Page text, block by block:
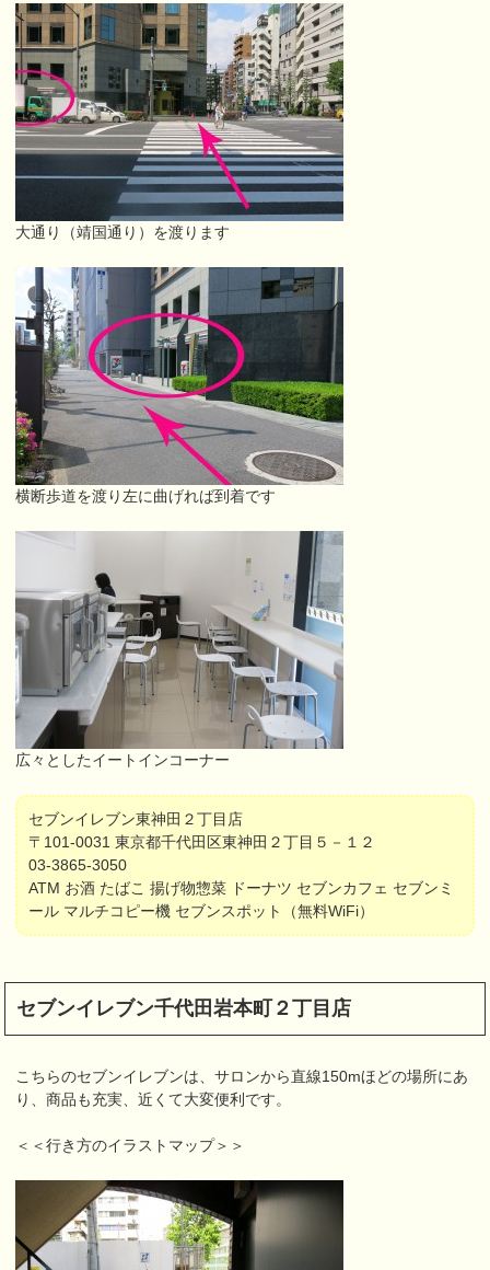
大通り（靖国通り）を渡ります
横断歩道を渡り左に曲げれば到着です
広々としたイートインコーナー
セブンイレブン東神田２丁目店
〒101-0031 東京都千代田区東神田２丁目５－１２
03-3865-3050
ATM お酒 たばこ 揚げ物惣菜 ドーナツ セブンカフェ セブンミ
ール マルチコピー機 セブンスポット（無料WiFi）
セブンイレブン千代田岩本町２丁目店
こちらのセブンイレブンは、サロンから直線150mほどの場所にあ
り、商品も充実、近くて大変便利です。
＜＜行き方のイラストマップ＞＞